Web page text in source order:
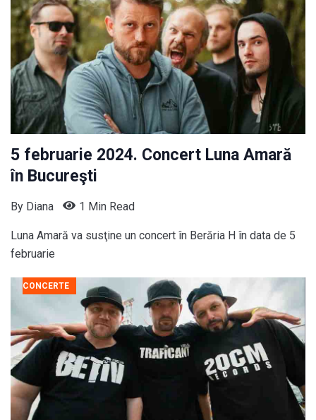
5 februarie 2024. Concert Luna Amară
în Bucureşti
By Diana 1 Min Read
Luna Amară va susţine un concert în Berăria H în data de 5
februarie
CONCERTE